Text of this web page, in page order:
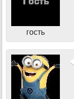
гость